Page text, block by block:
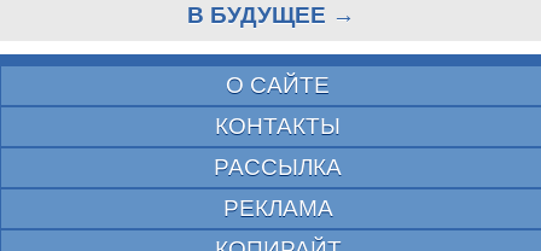
В БУДУЩЕЕ →
О САЙТЕ
КОНТАКТЫ
РАССЫЛКА
РЕКЛАМА